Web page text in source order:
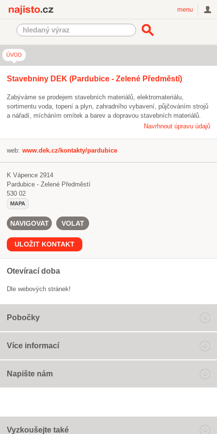
menu
ÚVOD
Stavebniny DEK (Pardubice - Zelené Předměstí)
Zabýváme se prodejem stavebních materiálů, elektromateriálu,
sortimentu voda, topení a plyn, zahradního vybavení, půjčováním strojů
a nářadí, mícháním omítek a barev a dopravou stavebních materiálů.
Navrhnout úpravu údajů
web: www.dek.cz/kontakty/pardubice
K Vápence 2914
Pardubice - Zelené Předměstí
530 02
MAPA
NAVIGOVAT VOLAT
ULOŽIT KONTAKT
Otevírací doba
Dle webových stránek!
Pobočky
Více informací
Napište nám
Vyzkoušejte také